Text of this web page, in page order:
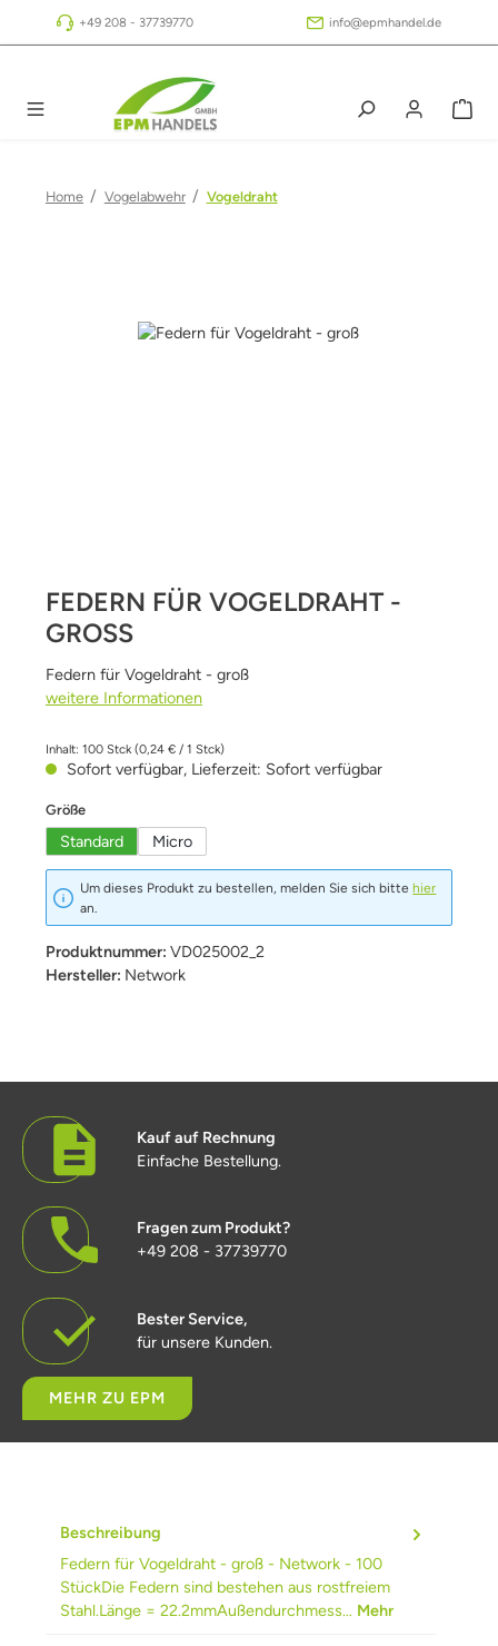
Zum Hauptinhalt springen
+49 208 - 37739770 info@epmhandel.de
Home / Vogelabwehr / Vogeldraht
Bildergalerie überspringen
FEDERN FÜR VOGELDRAHT -
GROSS
Federn für Vogeldraht - groß
weitere Informationen
Inhalt: 100 Stck(0,24 € / 1 Stck)
Sofort verfügbar, Lieferzeit: Sofort verfügbar
Größeauswählen
Standard Micro
Um dieses Produkt zu bestellen, melden Sie sich bittehier
an.
Produktnummer: VD025002_2
Hersteller: Network
Kauf auf Rechnung
Einfache Bestellung.
Fragen zum Produkt?
+49 208 - 37739770
Bester Service,
für unsere Kunden.
MEHR ZU EPM
Beschreibung
Federn für Vogeldraht - groß - Network - 100
StückDie Federn sind bestehen aus rostfreiem
Stahl.Länge = 22.2mmAußendurchmess… Mehr